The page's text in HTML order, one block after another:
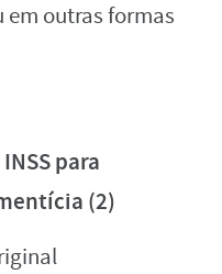
outras formas